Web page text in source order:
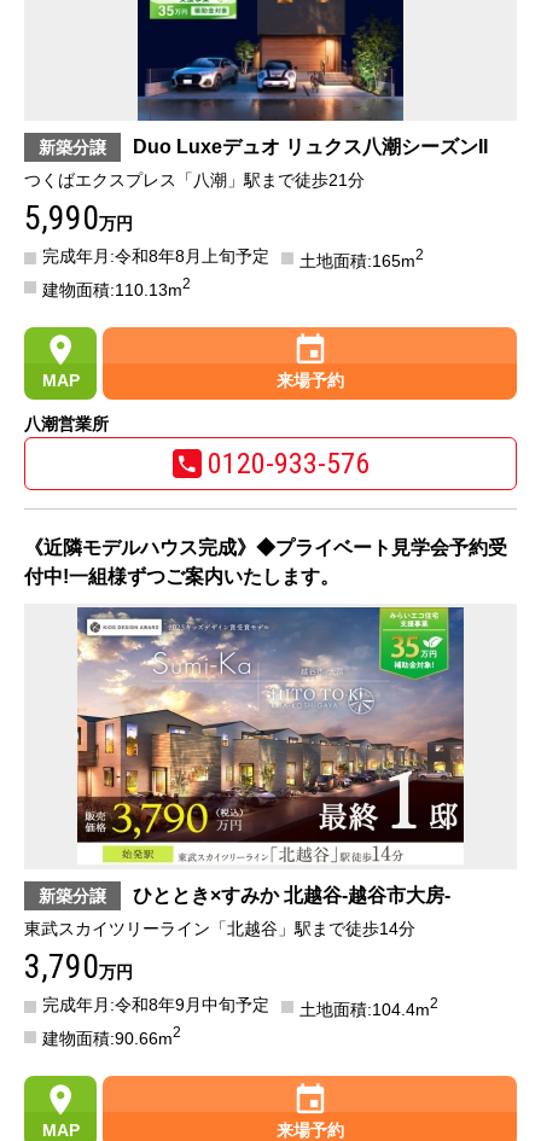
八潮営業所
0120-933-576
新築分譲 Duo Luxeデュオ リュクス八潮シーズンII
つくばエクスプレス「八潮」駅まで徒歩21分
5,990万円
完成年月:令和8年8月上旬予定
土地面積:165m2
建物面積:110.13m2
MAP 来場予約
《近隣モデルハウス完成》◆プライベート見学会予約受
付中!一組様ずつご案内いたします。
新築分譲 ひととき×すみか 北越谷-越谷市大房-
東武スカイツリーライン「北越谷」駅まで徒歩14分
3,790万円
完成年月:令和8年9月中旬予定
土地面積:104.4m2
建物面積:90.66m2
MAP 来場予約